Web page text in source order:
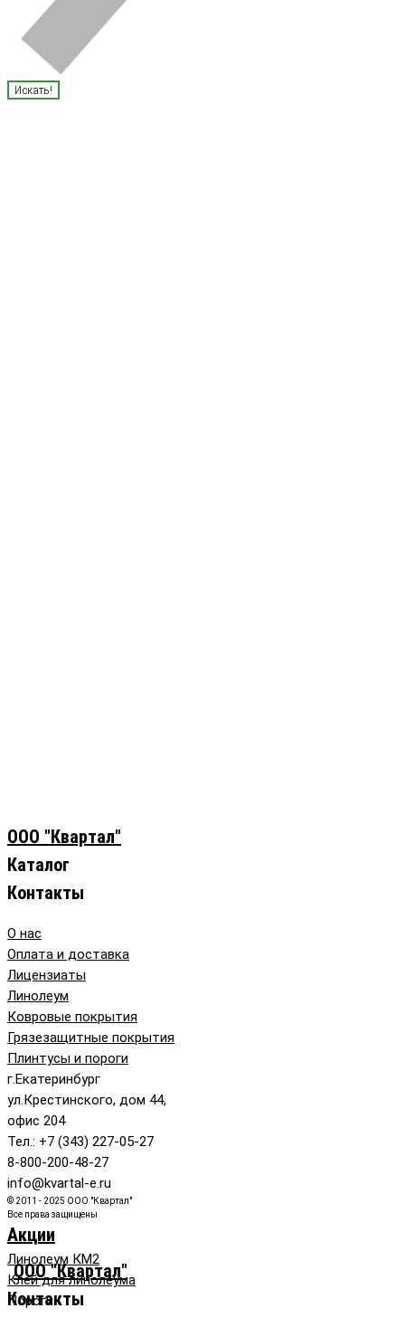
Искать!
ООО "Квартал"
Каталог
Контакты
О нас
Оплата и доставка
Лицензиаты
Линолеум
Ковровые покрытия
Грязезащитные покрытия
Плинтусы и пороги
г.Екатеринбург
ул.Крестинского, дом 44,
офис 204
Тел.: +7 (343) 227-05-27
8-800-200-48-27
info@kvartal-e.ru
© 2011 - 2025 ООО "Квартал"
Все права защищены
Акции
Линолеум КМ2
Клей для линолеума
Пороги
ООО "Квартал"
Контакты